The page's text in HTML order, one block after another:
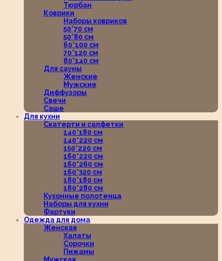
Тюрбан
Коврики
Наборы ковриков
50*70 см
50*80 см
60*100 см
70*120 см
80*140 см
Для сауны
Женские
Мужские
Диффузоры
Свечи
Саше
Для кухни
Скатерти и салфетки
140*180 см
140*220 см
150*220 см
160*220 см
160*260 см
160*320 см
180*180 см
180*280 см
Кухонные полотенца
Наборы для кухни
Фартуки
Одежда для дома
Женская
Халаты
Сорочки
Пижамы